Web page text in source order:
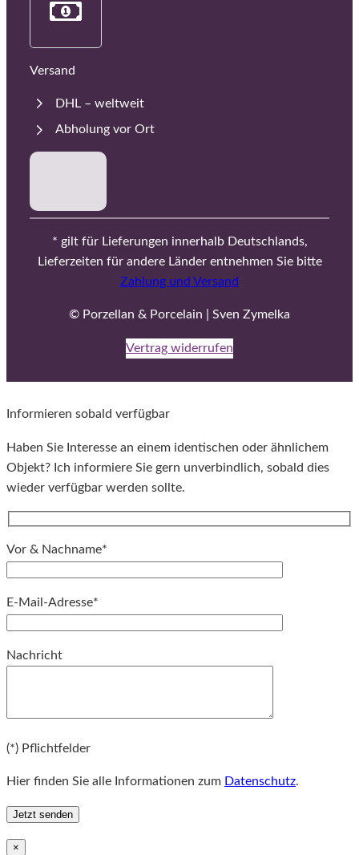
Versand
DHL – weltweit
Abholung vor Ort
* gilt für Lieferungen innerhalb Deutschlands,
Lieferzeiten für andere Länder entnehmen Sie bitte
Zahlung und Versand
© Porzellan & Porcelain | Sven Zymelka
Vertrag widerrufen
Informieren sobald verfügbar
Haben Sie Interesse an einem identischen oder ähnlichem
Objekt? Ich informiere Sie gern unverbindlich, sobald dies
wieder verfügbar werden sollte.
Vor & Nachname*
E-Mail-Adresse*
Nachricht
(*) Pflichtfelder
Hier finden Sie alle Informationen zum Datenschutz.
×